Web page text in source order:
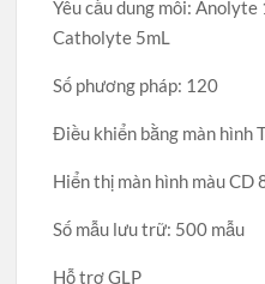
Yêu cầu dung môi:
Catholyte 5mL
Số phương pháp: 120
Điều khiển bằng màn hình
Hiển thị màn hình màu CD
Số mẫu lưu trữ: 500 mẫu
Hỗ trợ GLP